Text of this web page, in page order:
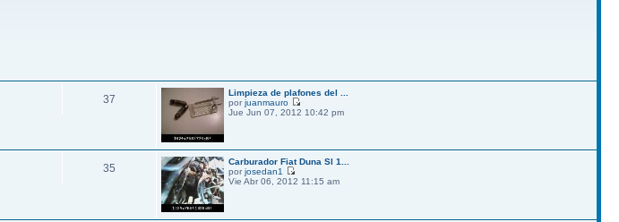
37
Limpieza de plafones del ...
por juanmauro
Jue Jun 07, 2012 10:42 pm
35
Carburador Fiat Duna Sl 1...
por josedan1
Vie Abr 06, 2012 11:15 am